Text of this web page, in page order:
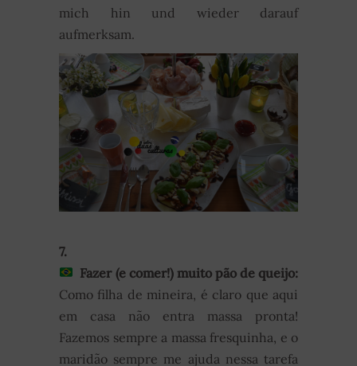
mich hin und wieder darauf
aufmerksam.
7.
Fazer (e comer!) muito pão de queijo:
Como filha de mineira, é claro que aqui
em casa não entra massa pronta!
Fazemos sempre a massa fresquinha, e o
maridão sempre me ajuda nessa tarefa